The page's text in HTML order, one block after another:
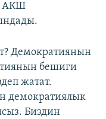
АКШ
Демократиянын
бешиги
жатат.
демократиялык
Биздин